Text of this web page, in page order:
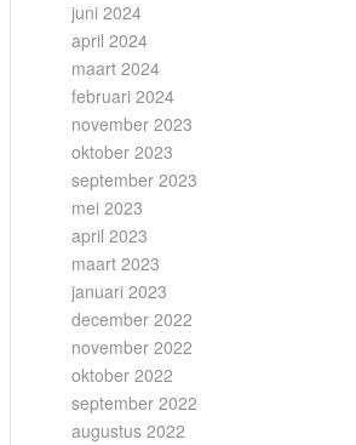
juni 2024
april 2024
maart 2024
februari 2024
november 2023
oktober 2023
september 2023
mei 2023
april 2023
maart 2023
januari 2023
december 2022
november 2022
oktober 2022
september 2022
augustus 2022